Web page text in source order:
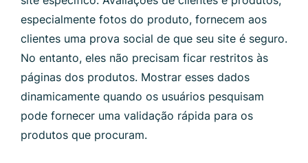
especialmente fotos do produto, fornecem aos
clientes uma prova social de que seu site é seguro.
No entanto, eles não precisam ficar restritos às
páginas dos produtos. Mostrar esses dados
dinamicamente quando os usuários pesquisam
pode fornecer uma validação rápida para os
produtos que procuram.